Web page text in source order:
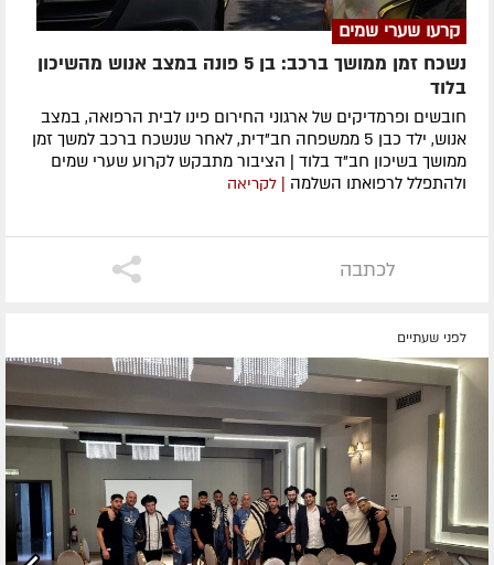
קרעו שערי שמים
נשכח זמן ממושך ברכב: בן 5 פונה במצב אנוש מהשיכון
בלוד
חובשים ופרמדיקים של ארגוני החירום פינו לבית הרפואה, במצב
אנוש, ילד כבן 5 ממשפחה חב"דית, לאחר שנשכח ברכב למשך זמן
ממושך בשיכון חב"ד בלוד | הציבור מתבקש לקרוע שערי שמים
ולהתפלל לרפואתו השלמה | לקריאה
לכתבה
לפני שעתיים